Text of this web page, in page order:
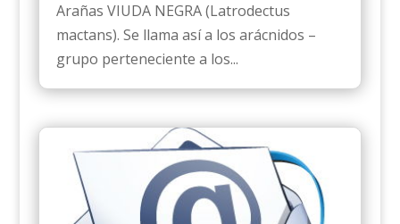
Arañas VIUDA NEGRA (Latrodectus
mactans). Se llama así a los arácnidos –
grupo perteneciente a los...